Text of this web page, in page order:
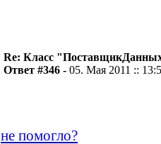
Re: Класс
Ответ #346 - 05. Мая 2011 ::
не помогло?